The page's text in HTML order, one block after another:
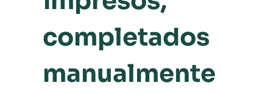
completados
manualmente